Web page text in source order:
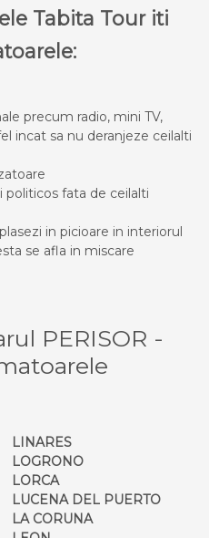
Tabita Tour iti
precum radio, mini TV,
incat sa nu deranjeze ceilalti
fata de ceilalti
in picioare in interiorul
se afla in miscare
PERISOR -
LINARES
LOGRONO
LORCA
LUCENA DEL PUERTO
LA CORUNA